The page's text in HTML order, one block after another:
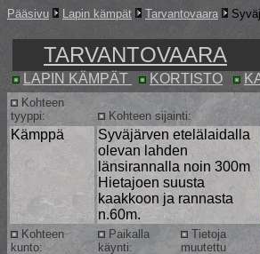
Pääsivu Lapin kämpät Tarvantovaara
TARVANTOVAARA
LAPIN KÄMPÄT KORTISTO
Kohteen
tyyppi:
Kohteen sijainti:
Kämppä
Syväjärven etelälaidalla
olevan lahden
länsirannalla noin 300m
Hietajoen suusta
kaakkoon ja rannasta
n.60m.
Kohteen
kunto:
Paikalla
käynti:
Tietoja
muutettu